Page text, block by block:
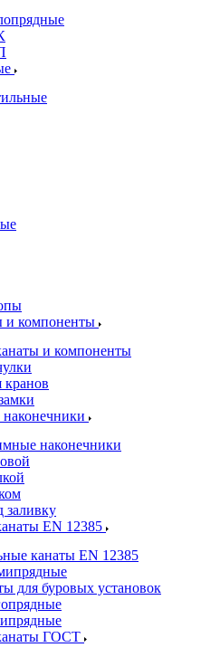
и компоненты
и компоненты
кранов
наконечники
заливку
EN 12385
канаты EN 12385
для буровых установок
ГОСТ